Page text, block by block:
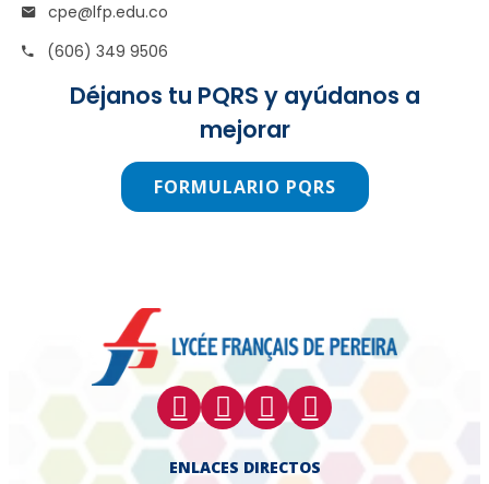
cpe@lfp.edu.co
(606) 349 9506
Déjanos tu PQRS y ayúdanos a
mejorar
FORMULARIO PQRS
ENLACES DIRECTOS